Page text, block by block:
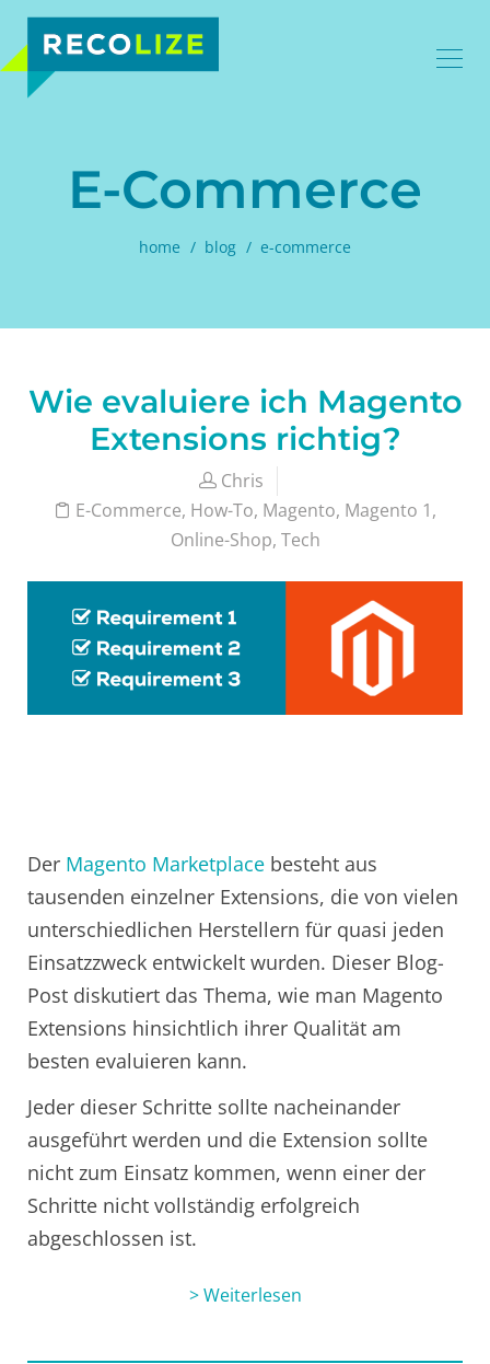
E-Commerce
home blog e-commerce
Wie evaluiere ich Magento
Extensions richtig?
Chris
E-Commerce, How-To, Magento, Magento 1,
Online-Shop, Tech
Der Magento Marketplace besteht aus
tausenden einzelner Extensions, die von vielen
unterschiedlichen Herstellern für quasi jeden
Einsatzzweck entwickelt wurden. Dieser Blog-
Post diskutiert das Thema, wie man Magento
Extensions hinsichtlich ihrer Qualität am
besten evaluieren kann.
Jeder dieser Schritte sollte nacheinander
ausgeführt werden und die Extension sollte
nicht zum Einsatz kommen, wenn einer der
Schritte nicht vollständig erfolgreich
abgeschlossen ist.
> Weiterlesen